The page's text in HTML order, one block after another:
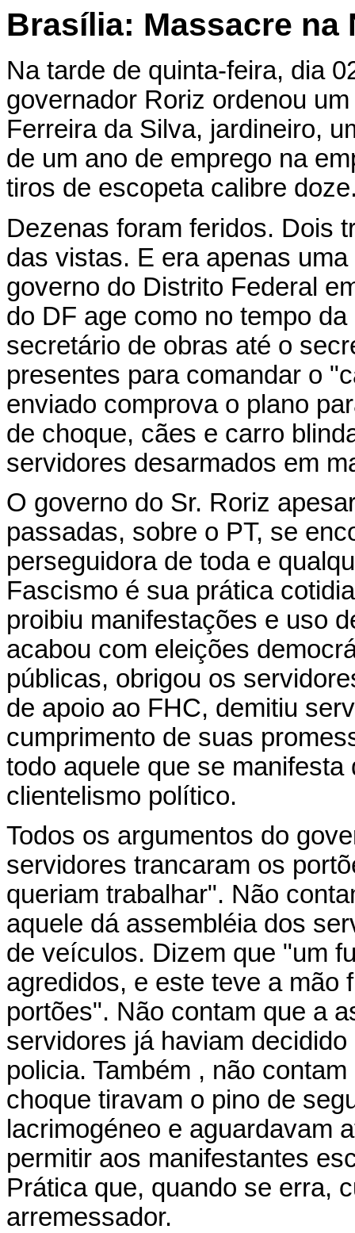
Brasília: Massacre na
Na tarde de quinta-feira, dia
governador Roriz ordenou
Ferreira da Silva, jardineiro,
de um ano de emprego na
tiros de escopeta calibre
Dezenas foram feridos. Dois
das vistas. E era apenas
governo do Distrito Federal
do DF age como no tempo
secretário de obras até o
presentes para comandar o
enviado comprova o plano
de choque, cães e carro
servidores desarmados em
O governo do Sr. Roriz
passadas, sobre o PT, se
perseguidora de toda e
Fascismo é sua prática
proibiu manifestações e uso
acabou com eleições
públicas, obrigou os
de apoio ao FHC, demitiu
cumprimento de suas
todo aquele que se
clientelismo político.
Todos os argumentos do
servidores trancaram os
queriam trabalhar". Não
aquele dá assembléia dos
de veículos. Dizem que "um
agredidos, e este teve a mão
portões". Não contam que a
servidores já haviam
policia. Também , não
choque tiravam o pino de
lacrimogéneo e aguardavam
permitir aos manifestantes
Prática que, quando se erra,
arremessador.